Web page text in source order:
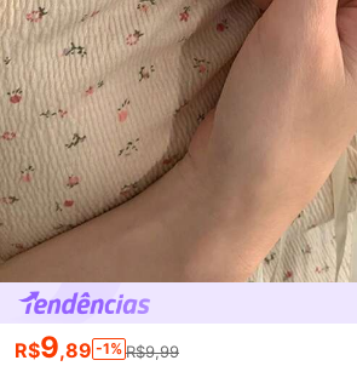
R$9,89 -1% R$9,99